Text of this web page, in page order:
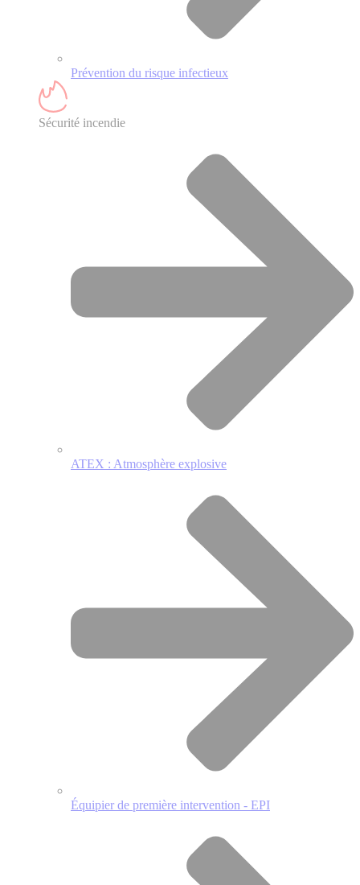
Prévention du risque infectieux
Sécurité incendie
ATEX : Atmosphère explosive
Équipier de première intervention - EPI